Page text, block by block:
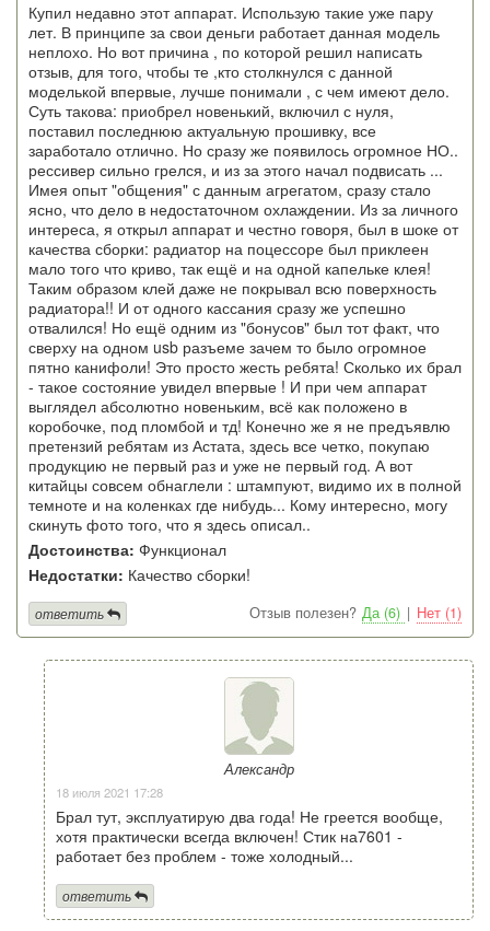
Купил недавно этот аппарат. Использую такие уже пару
лет. В принципе за свои деньги работает данная модель
неплохо. Но вот причина , по которой решил написать
отзыв, для того, чтобы те ,кто столкнулся с данной
моделькой впервые, лучше понимали , с чем имеют дело.
Суть такова: приобрел новенький, включил с нуля,
поставил последнюю актуальную прошивку, все
заработало отлично. Но сразу же появилось огромное НО..
рессивер сильно грелся, и из за этого начал подвисать ...
Имея опыт "общения" с данным агрегатом, сразу стало
ясно, что дело в недостаточном охлаждении. Из за личного
интереса, я открыл аппарат и честно говоря, был в шоке от
качества сборки: радиатор на поцессоре был приклеен
мало того что криво, так ещё и на одной капельке клея!
Таким образом клей даже не покрывал всю поверхность
радиатора!! И от одного кассания сразу же успешно
отвалился! Но ещё одним из "бонусов" был тот факт, что
сверху на одном usb разъеме зачем то было огромное
пятно канифоли! Это просто жесть ребята! Сколько их брал
- такое состояние увидел впервые ! И при чем аппарат
выглядел абсолютно новеньким, всё как положено в
коробочке, под пломбой и тд! Конечно же я не предъявлю
претензий ребятам из Астата, здесь все четко, покупаю
продукцию не первый раз и уже не первый год. А вот
китайцы совсем обнаглели : штампуют, видимо их в полной
темноте и на коленках где нибудь... Кому интересно, могу
скинуть фото того, что я здесь описал..
Достоинства: Функционал
Недостатки: Качество сборки!
Отзыв полезен? Да (6) | Нет (1)
ответить
Александр
18 июля 2021 17:28
Брал тут, эксплуатирую два года! Не греется вообще,
хотя практически всегда включен! Стик на7601 -
работает без проблем - тоже холодный...
ответить